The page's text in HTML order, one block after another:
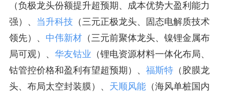
（负极龙头份额提升超预期、成本优势大盈利能力
强）、 当升科技 （三元正极龙头、固态电解质技术
领先）、 中伟新材（三元前聚体龙头、镍锂金属布
局可观）、 华友钴业 （锂电资源材料一体化布局、
钴管控价格和盈利有望超预期）、 福斯特（胶膜龙
头、布局太空封装膜）、 天顺风能（海风单桩国内